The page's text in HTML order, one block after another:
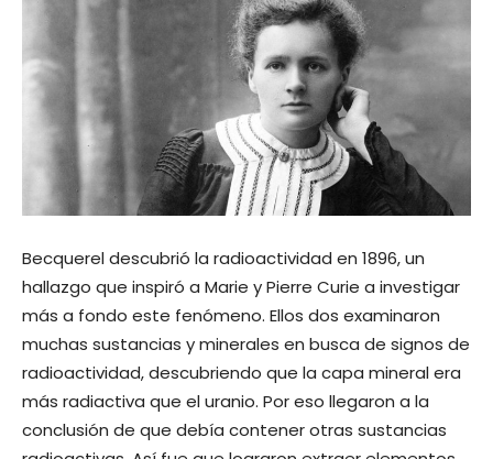
Becquerel descubrió la radioactividad en 1896, un
hallazgo que inspiró a Marie y Pierre Curie a investigar
más a fondo este fenómeno. Ellos dos examinaron
muchas sustancias y minerales en busca de signos de
radioactividad, descubriendo que la capa mineral era
más radiactiva que el uranio. Por eso llegaron a la
conclusión de que debía contener otras sustancias